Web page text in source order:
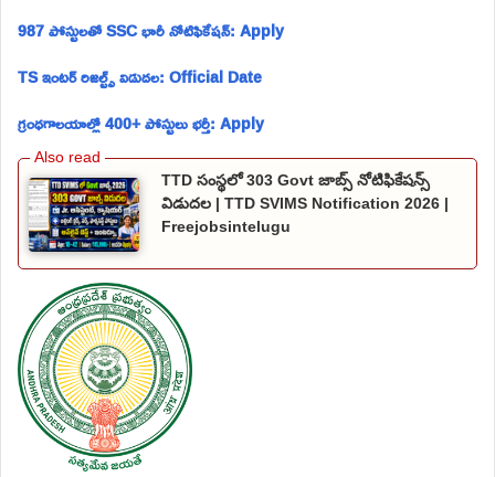
987 పోస్టులతో SSC భారీ నోటిఫికేషన్: Apply
TS ఇంటర్ రిజల్ట్స్ విడుదల: Official Date
గ్రంధగాలయాల్లో 400+ పోస్టులు భర్తీ: Apply
TTD సంస్థలో 303 Govt జాబ్స్ నోటిఫికేషన్స్
విడుదల | TTD SVIMS Notification 2026 |
Freejobsintelugu